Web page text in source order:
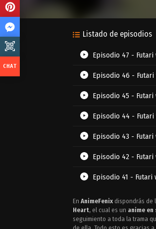
Listado de episodios
Episodio 47 - Futari
Episodio 46 - Futari
Episodio 45 - Futari
Episodio 44 - Futari
Episodio 43 - Futari
Episodio 42 - Futari
Episodio 41 - Futari
Episodio 40 - Futari
Episodio 39 - Futari
En AnimeFenix dispondrás de
Heart, el cual es un anime en
seguimiento a toda la trama